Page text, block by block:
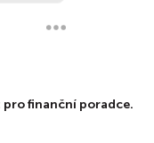
finanční poradce.